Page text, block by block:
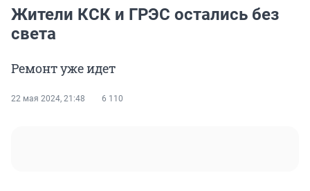
Жители КСК и ГРЭС остались без
света
Ремонт уже идет
22 мая 2024, 21:48 6 110